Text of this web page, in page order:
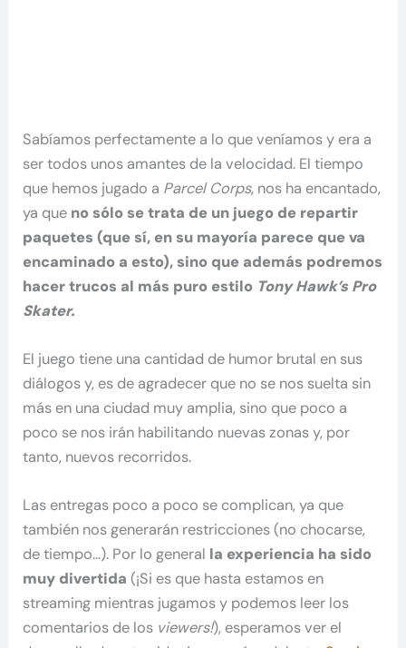
Sabíamos perfectamente a lo que veníamos y era a
ser todos unos amantes de la velocidad. El tiempo
que hemos jugado a Parcel Corps, nos ha encantado,
ya que no sólo se trata de un juego de repartir
paquetes (que sí, en su mayoría parece que va
encaminado a esto), sino que además podremos
hacer trucos al más puro estilo Tony Hawk’s Pro
Skater.
El juego tiene una cantidad de humor brutal en sus
diálogos y, es de agradecer que no se nos suelta sin
más en una ciudad muy amplia, sino que poco a
poco se nos irán habilitando nuevas zonas y, por
tanto, nuevos recorridos.
Las entregas poco a poco se complican, ya que
también nos generarán restricciones (no chocarse,
de tiempo…). Por lo general la experiencia ha sido
muy divertida (¡Si es que hasta estamos en
streaming mientras jugamos y podemos leer los
comentarios de los viewers!), esperamos ver el